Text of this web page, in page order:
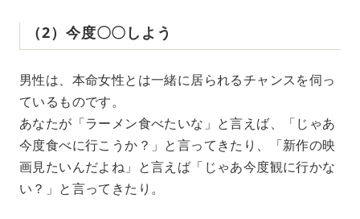
（2）今度〇〇しよう
男性は、本命女性とは一緒に居られるチャンスを伺っ
ているものです。
あなたが「ラーメン食べたいな」と言えば、「じゃあ
今度食べに行こうか？」と言ってきたり、「新作の映
画見たいんだよね」と言えば「じゃあ今度観に行かな
い？」と言ってきたり。